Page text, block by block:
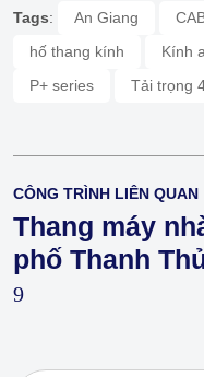
Tags: An Giang
hố thang kính
Kính
P+ series
Tải trọng
CÔNG TRÌNH LIÊN QUAN
Thang máy
phố Thanh